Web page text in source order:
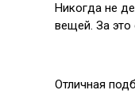
Никогда не
вещей. За это
Отличная